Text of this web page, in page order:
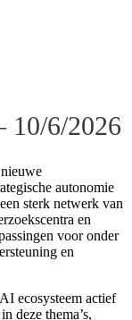
10/6/2026
autonomie
sterk netwerk van
en
voor onder
en
ecosysteem actief
deze thema’s,